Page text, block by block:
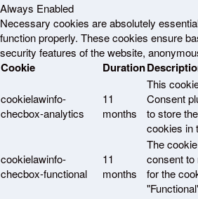
Always Enabled
Necessary cookies are absolutely
function properly. These cookies ensure
security features of the website,
Cookie Duration
cookielawinfo-
checbox-analytics
11
months
This
Consent
to store
cookies in
cookielawinfo-
checbox-functional
11
months
The
consent to
for the